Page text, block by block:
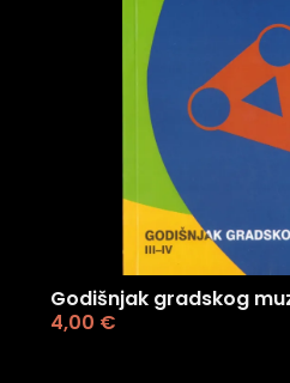
Godišnjak gradskog
4,00 €